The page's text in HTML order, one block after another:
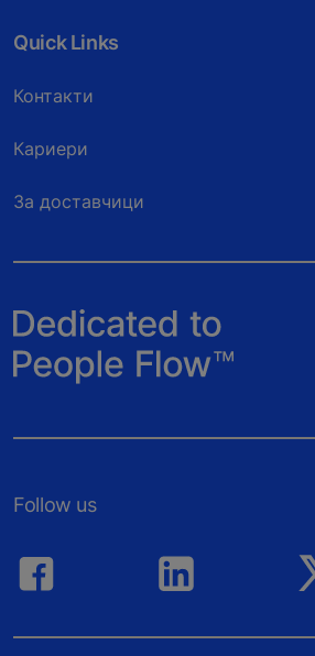
Quick Links
Контакти
Кариери
За доставчици
Follow us